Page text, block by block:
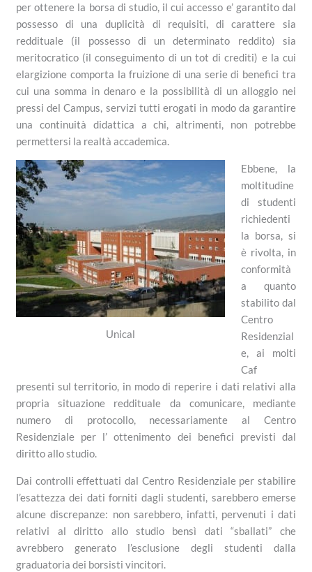
per ottenere la borsa di studio, il cui accesso e’ garantito dal
possesso di una duplicità di requisiti, di carattere sia
reddituale (il possesso di un determinato reddito) sia
meritocratico (il conseguimento di un tot di crediti) e la cui
elargizione comporta la fruizione di una serie di benefici tra
cui una somma in denaro e la possibilità di un alloggio nei
pressi del Campus, servizi tutti erogati in modo da garantire
una continuità didattica a chi, altrimenti, non potrebbe
permettersi la realtà accademica.
Unical
Ebbene, la
moltitudine
di studenti
richiedenti
la borsa, si
è rivolta, in
conformità
a quanto
stabilito dal
Centro
Residenzial
e, ai molti
Caf
presenti sul territorio, in modo di reperire i dati relativi alla
propria situazione reddituale da comunicare, mediante
numero di protocollo, necessariamente al Centro
Residenziale per l’ ottenimento dei benefici previsti dal
diritto allo studio.
Dai controlli effettuati dal Centro Residenziale per stabilire
l’esattezza dei dati forniti dagli studenti, sarebbero emerse
alcune discrepanze: non sarebbero, infatti, pervenuti i dati
relativi al diritto allo studio bensì dati “sballati” che
avrebbero generato l’esclusione degli studenti dalla
graduatoria dei borsisti vincitori.